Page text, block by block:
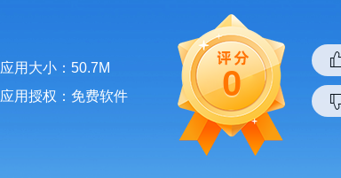
应用大小：50.7M
应用授权：免费软件 0